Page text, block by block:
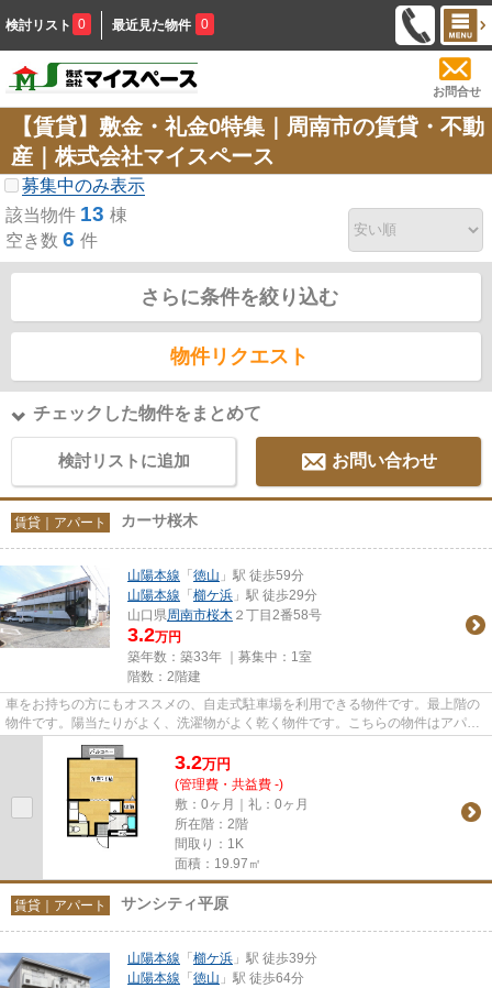
検討リスト 0 最近見た物件 0
お問合せ
【賃貸】敷金・礼金0特集｜周南市の賃貸・不動
産｜株式会社マイスペース
募集中のみ表示
該当物件 13 棟
空き数 6 件
さらに条件を絞り込む
物件リクエスト
チェックした物件をまとめて
検討リストに追加 お問い合わせ
賃貸｜アパート カーサ桜木
山陽本線 「 徳山 」駅 徒歩59分
山陽本線 「 櫛ケ浜 」駅 徒歩29分
山口県周南市桜木 ２丁目2番58号
3.2万円
築年数：築33年 ｜募集中： 1室
階数：2階建
車をお持ちの方にもオススメの、自走式駐車場を利用できる物件です。最上階の
物件です。陽当たりがよく、洗濯物がよく乾く物件です。こちらの物件はアパー
トです。周南市の山陽本線徳...
3.2万円
(管理費・共益費 -)
敷：0ヶ月｜礼：0ヶ月
所在階：2階
間取り：1K
面積：19.97㎡
賃貸｜アパート サンシティ平原
山陽本線 「 櫛ケ浜 」駅 徒歩39分
山陽本線 「 徳山 」駅 徒歩64分